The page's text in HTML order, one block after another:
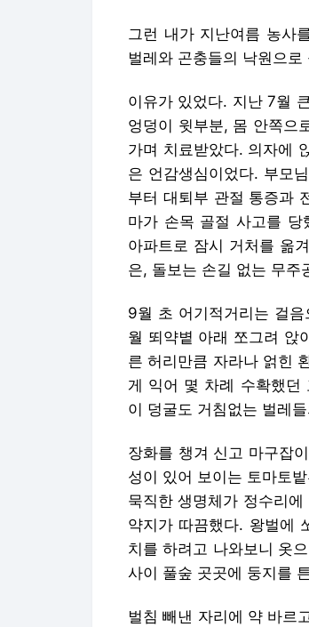
그런 내가 지난여름 농사
벌레와 곤충들의 낙원으
이유가 있었다. 지난 7월
엉덩이 윗부분, 몸 안쪽으
가며 치료받았다. 의자에
은 언감생심이었다. 부모
부터 대퇴부 관절 통증과
마가 손목 골절 사고를 당
아파트로 잠시 거처를 옮
은, 돌보는 손길 없는 무주
9월 초 어기적거리는 걸
월 뙤약볕 아래 쪼그려 앉
른 허리만큼 자라나 얽힌
게 익어 몇 차례 수확했던
이 덩굴도 거침없는 벌레
장화를 챙겨 신고 마구잡
성이 있어 보이는 토마토
묵직한 생명체가 정수리
약지가 따끔했다. 왕벌에
치를 하려고 나와보니 옷
사이 풀숲 곳곳에 둥지를
벌침 빼낸 자리에 약 바르